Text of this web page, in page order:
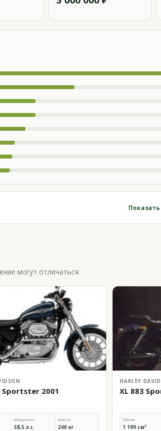
могут отличаться.
Sportster 2001
Мощность
58,5 л.с.
Масса
240 кг
HARLEY
XL 883
Объём
1 199 см³